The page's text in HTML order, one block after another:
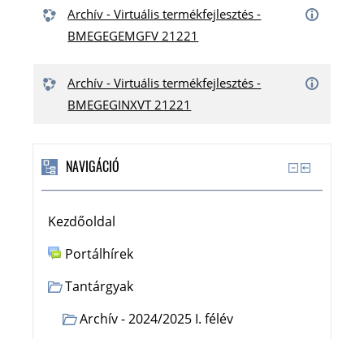
Archív - Virtuális termékfejlesztés -
BMEGEGEMGFV 21221
Archív - Virtuális termékfejlesztés -
BMEGEGINXVT 21221
NAVIGÁCIÓ
Kezdőoldal
Portálhírek
Tantárgyak
Archív - 2024/2025 I. félév